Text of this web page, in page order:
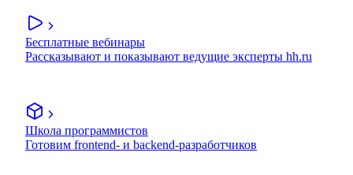
Бесплатные вебинары
Рассказывают и показывают ведущие эксперты hh.ru
Школа программистов
Готовим frontend- и backend-разработчиков